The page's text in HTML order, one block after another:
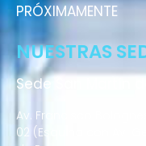
NUESTRAS
Sede San Martín
Av. Francisco
02 (Esquina con Av.
PRÓXIMAMENTE